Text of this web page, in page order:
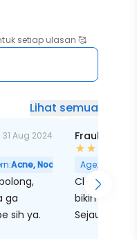
setiap ulasan 🥰
Lihat semua
31 Aug 2024
Acne, Noda Hitam, Berminyak
ga
sih ya.
Fraulline
Age:
Cleanser
bikin
Sejauh ini